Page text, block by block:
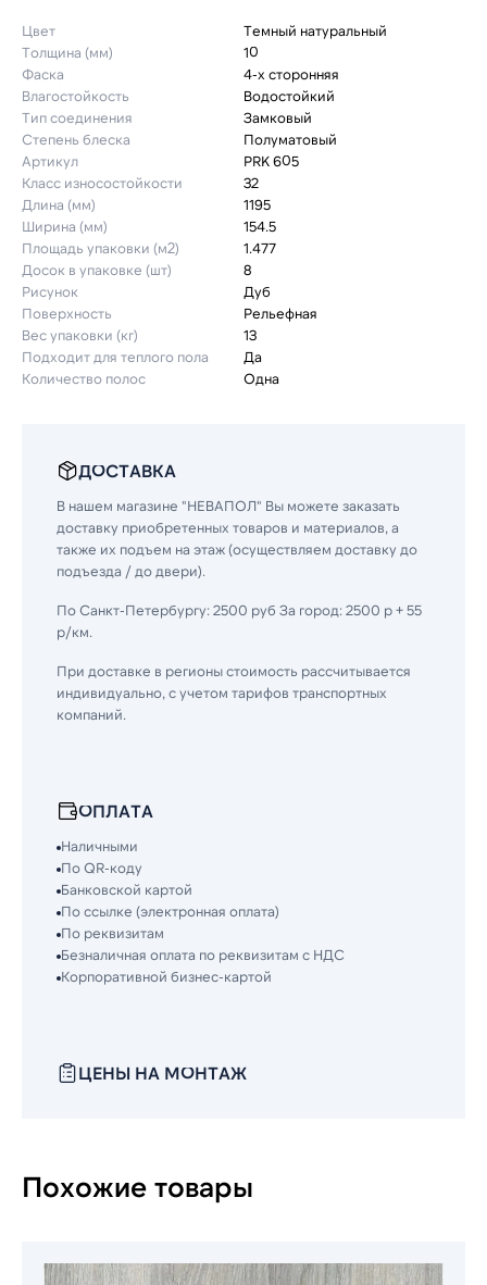
Цвет
Темный натуральный
Толщина (мм)
10
Фаска
4-х сторонняя
Влагостойкость
Водостойкий
Тип соединения
Замковый
Степень блеска
Полуматовый
Артикул
PRK 605
Класс износостойкости
32
Длина (мм)
1195
Ширина (мм)
154.5
Площадь упаковки (м2)
1.477
Досок в упаковке (шт)
8
Рисунок
Дуб
Поверхность
Рельефная
Вес упаковки (кг)
13
Подходит для теплого пола
Да
Количество полос
Одна
ДОСТАВКА
В нашем магазине "НЕВАПОЛ" Вы можете заказать
доставку приобретенных товаров и материалов, а
также их подъем на этаж (осуществляем доставку до
подъезда / до двери).
По Санкт-Петербургу: 2500 руб За город: 2500 р + 55
р/км.
При доставке в регионы стоимость рассчитывается
индивидуально, с учетом тарифов транспортных
компаний.
ОПЛАТА
Наличными
По QR-коду
Банковской картой
По ссылке (электронная оплата)
По реквизитам
Безналичная оплата по реквизитам с НДС
Корпоративной бизнес-картой
ЦЕНЫ НА МОНТАЖ
Похожие товары